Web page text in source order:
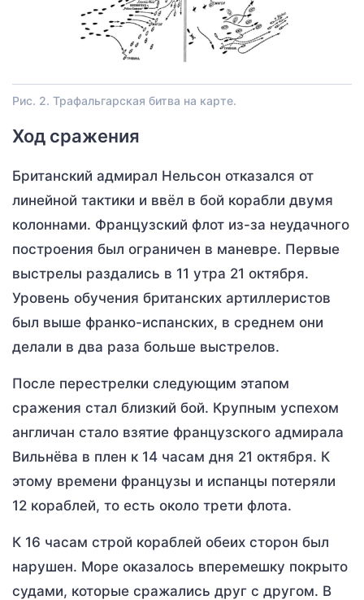
Рис. 2. Трафальгарская битва на карте.
Ход сражения
Британский адмирал Нельсон отказался от
линейной тактики и ввёл в бой корабли двумя
колоннами. Французский флот из-за неудачного
построения был ограничен в маневре. Первые
выстрелы раздались в 11 утра 21 октября.
Уровень обучения британских артиллеристов
был выше франко-испанских, в среднем они
делали в два раза больше выстрелов.
После перестрелки следующим этапом
сражения стал близкий бой. Крупным успехом
англичан стало взятие французского адмирала
Вильнёва в плен к 14 часам дня 21 октября. К
этому времени французы и испанцы потеряли
12 кораблей, то есть около трети флота.
К 16 часам строй кораблей обеих сторон был
нарушен. Море оказалось вперемешку покрыто
судами, которые сражались друг с другом. В